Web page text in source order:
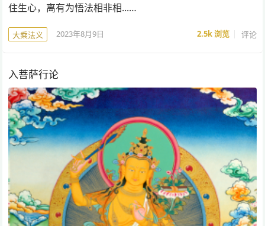
住生心，离有为悟法相非相...…
大乘法义 2023年8月9日 2.5k浏览 评论
入菩萨行论